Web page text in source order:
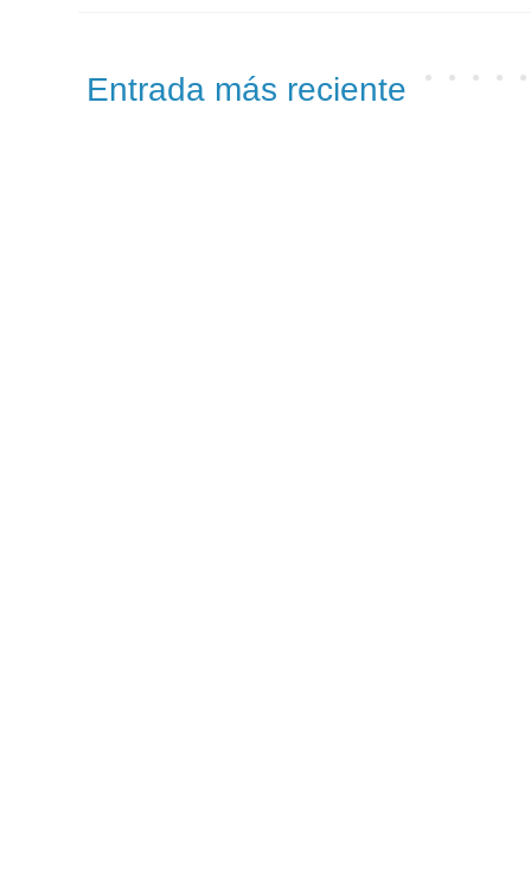
Entrada más reciente